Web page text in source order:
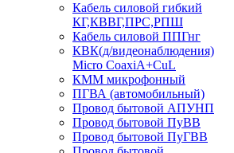
Кабель силовой гибкий
КГ,КВВГ,ПРС,РПШ
Кабель силовой ППГнг
КВК(д/видеонаблюдения)
Micro CoaxiA+CuL
КММ микрофонный
ПГВА (автомобильный)
Провод бытовой АПУНП
Провод бытовой ПуВВ
Провод бытовой ПуГВВ